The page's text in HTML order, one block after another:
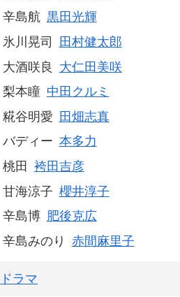
辛島航 黒田光輝
氷川晃司
田村健太郎
大酒咲良
大仁田美咲
梨本瞳 中田クルミ
糀谷明愛
田畑志真
バディー 本多力
桃田
袴田吉彦
甘海涼子 櫻井淳子
辛島博 肥後克広
辛島みのり
赤間麻里子
ドラマ